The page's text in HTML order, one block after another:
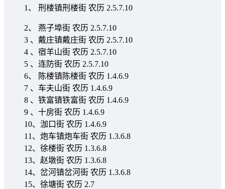
1、 刑楼镇刑楼街 农历 2.5.7.10
2、 燕子埠街 农历 2.5.7.10
3 、戴庄镇戴庄街 农历 2.5.7.10
4 、宿羊山街 农历 2.5.7.10
5 、连防街 农历 2.5.7.10
6、 陈楼镇陈楼街 农历 1.4.6.9
7 、车夫山街 农历 1.4.6.9
8 、铁富镇铁富街 农历 1.4.6.9
9 、十房街 农历 1.4.6.9
10、泇口街 农历 1.4.6.9
11、炮车镇炮车街 农历 1.3.6.8
12、徐楼街 农历 1.3.6.8
13、赵墩街 农历 1.3.6.8
14、岔河镇岔河街 农历 1.3.6.8
15、徐塘街 农历 2.7